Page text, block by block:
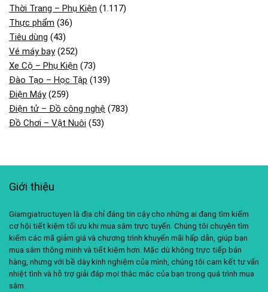
Thời Trang – Phụ Kiện (1.117)
Thực phẩm (36)
Tiêu dùng (43)
Vé máy bay(252)
Xe Cộ – Phụ Kiện (73)
Đào Tạo – Học Tập (139)
Điện Máy(259)
Điện tử – Đồ công nghệ (783)
Đồ Chơi – Vật Nuôi (53)
Giới thiệu
Giamgiatructuyen là địa chỉ đáng tin cậy cho những ai đang tìm kiếm
cơ hội tiết kiệm tối ưu khi mua sắm trực tuyến. Chúng tôi chuyên tìm
kiếm các mã giảm giá và chương trình khuyến mãi hấp dẫn, giúp bạn
mua sắm thông minh và tiết kiệm hơn. Mặc dù không trực tiếp bán
hàng, nhưng với bề dày kinh nghiệm của mình, chúng tôi cam kết tư vấn
nhiệt tình và hỗ trợ giải đáp mọi thắc mắc của bạn trong quá trình mua
sắm.